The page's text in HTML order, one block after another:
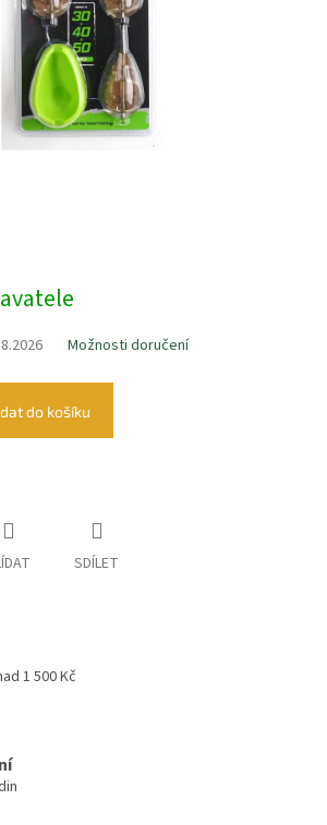
Možnosti doručení
do košíku
SDÍLET
1 500 Kč